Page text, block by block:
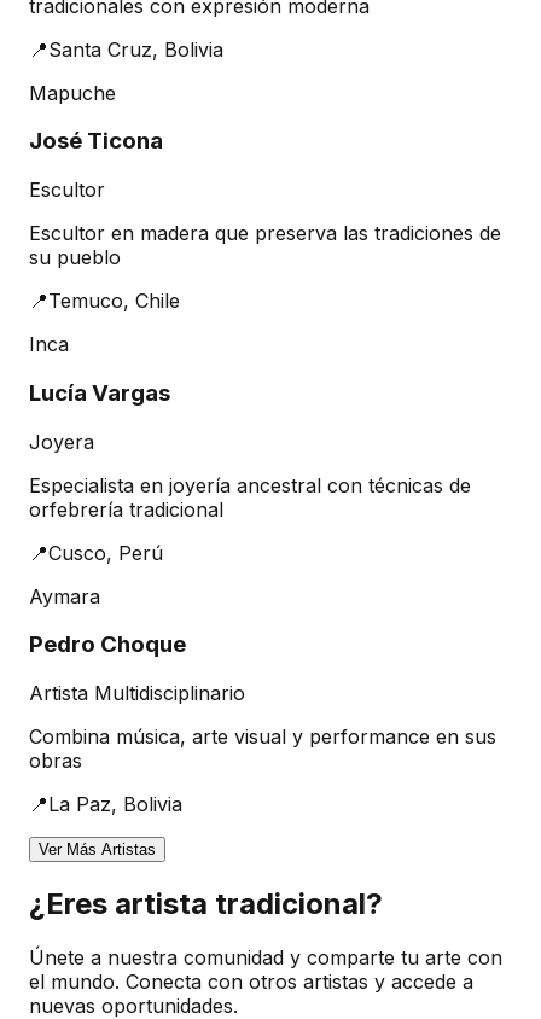
tradicionales con expresión moderna
📍Santa Cruz, Bolivia
Mapuche
José Ticona
Escultor
Escultor en madera que preserva las tradiciones de
su pueblo
📍Temuco, Chile
Inca
Lucía Vargas
Joyera
Especialista en joyería ancestral con técnicas de
orfebrería tradicional
📍Cusco, Perú
Aymara
Pedro Choque
Artista Multidisciplinario
Combina música, arte visual y performance en sus
obras
📍La Paz, Bolivia
Ver Más Artistas
¿Eres artista tradicional?
Únete a nuestra comunidad y comparte tu arte con
el mundo. Conecta con otros artistas y accede a
nuevas oportunidades.